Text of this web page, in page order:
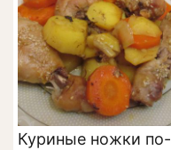
Куриные ножки по-